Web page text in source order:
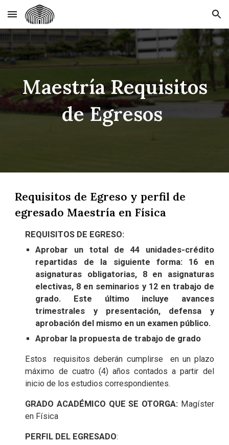
Skip to main content Skip to navigation
Maestría Requisitos
de Egresos
Requisitos de Egreso y perfil de
egresado Maestría en Física
REQUISITOS DE EGRESO:
Aprobar un total de 44 unidades-crédito
repartidas de la siguiente forma: 16 en
asignaturas obligatorias, 8 en asignaturas
electivas, 8 en seminarios y 12 en trabajo de
grado. Este último incluye avances
trimestrales y presentación, defensa y
aprobación del mismo en un examen público.
Aprobar la propuesta de trabajo de grado
​​Estos requisitos deberán cumplirse en un plazo
máximo de cuatro (4) años contados a partir del
inicio de los estudios correspondientes.
GRADO ACADÉMICO QUE SE OTORGA: Magíster
en Física
PERFIL DEL EGRESADO: